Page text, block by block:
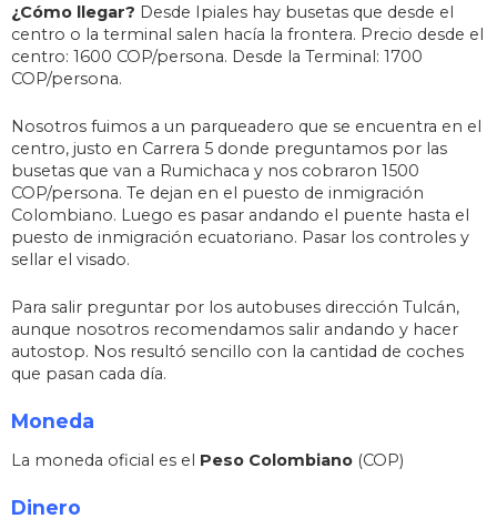
¿Cómo llegar? Desde Ipiales hay busetas que desde el
centro o la terminal salen hacía la frontera. Precio desde el
centro: 1600 COP/persona. Desde la Terminal: 1700
COP/persona.
Nosotros fuimos a un parqueadero que se encuentra en el
centro, justo en Carrera 5 donde preguntamos por las
busetas que van a Rumichaca y nos cobraron 1500
COP/persona. Te dejan en el puesto de inmigración
Colombiano. Luego es pasar andando el puente hasta el
puesto de inmigración ecuatoriano. Pasar los controles y
sellar el visado.
Para salir preguntar por los autobuses dirección Tulcán,
aunque nosotros recomendamos salir andando y hacer
autostop. Nos resultó sencillo con la cantidad de coches
que pasan cada día.
Moneda
La moneda oficial es el Peso Colombiano (COP)
Dinero